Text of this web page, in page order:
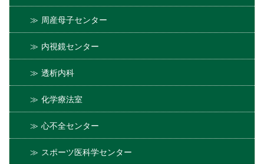
周産母子センター
内視鏡センター
透析内科
化学療法室
心不全センター
スポーツ医科学センター